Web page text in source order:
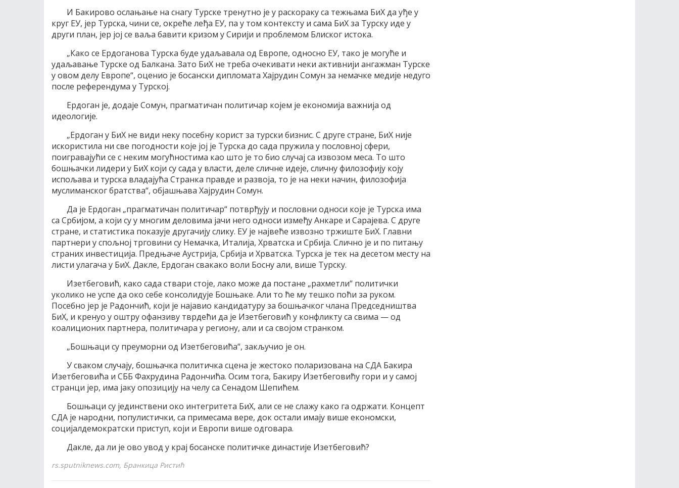
И Бакирово ослањање на снагу Турске тренутно је у раскораку са тежњама БиХ да уђе у
круг ЕУ, јер Турска, чини се, окреће леђа ЕУ, па у том контексту и сама БиХ за Турску иде у
други план, јер јој се ваља бавити кризом у Сирији и проблемом Блиског истока.
„Како се Ердоганова Турска буде удаљавала од Европе, односно ЕУ, тако је могуће и
удаљавање Турске од Балкана. Зато БиХ не треба очекивати неки активнији ангажман Турске
у овом делу Европе“, оценио је босански дипломата Хајрудин Сомун за немачке медије недуго
после референдума у Турској.
Ердоган је, додаје Сомун, прагматичан политичар којем је економија важнија од
идеологије.
„Ердоган у БиХ не види неку посебну корист за турски бизнис. С друге стране, БиХ није
искористила ни све погодности које јој је Турска до сада пружила у пословној сфери,
поигравајући се с неким могућностима као што је то био случај са извозом меса. То што
бошњачки лидери у БиХ који су сада у власти, деле сличне идеје, сличну филозофију коју
испољава и турска владајућа Странка правде и развоја, то је на неки начин, филозофија
муслиманског братства“, објашњава Хајрудин Сомун.
Да је Ердоган „прагматичан политичар“ потврђују и пословни односи које је Турска има
са Србијом, а који су у многим деловима јачи него односи између Анкаре и Сарајева. С друге
стране, и статистика показује другачију слику. ЕУ је највеће извозно тржиште БиХ. Главни
партнери у спољној трговини су Немачка, Италија, Хрватска и Србија. Слично је и по питању
страних инвестиција. Предњаче Аустрија, Србија и Хрватска. Турска је тек на десетом месту на
листи улагача у БиХ. Дакле, Ердоган свакако воли Босну али, више Турску.
Изетбеговић, како сада ствари стоје, лако може да постане „рахметли“ политички
уколико не успе да око себе консолидује Бошњаке. Али то ће му тешко поћи за руком.
Посебно јер је Радончић, који је најавио кандидатуру за бошњачког члана Председништва
БиХ, и кренуо у оштру офанзиву тврдећи да је Изетбеговић у конфликту са свима — од
коалиционих партнера, политичара у региону, али и са својом странком.
„Бошњаци су преуморни од Изетбеговића“, закључио је он.
У сваком случају, бошњачка политичка сцена је жестоко поларизована на СДА Бакира
Изетбеговића и СББ Фахрудина Радончића. Осим тога, Бакиру Изетбеговићу гори и у самој
странци јер, има јаку опозицију на челу са Сенадом Шепићем.
Бошњаци су јединствени око интегритета БиХ, али се не слажу како га одржати. Концепт
СДА је народни, популистички, са примесама вере, док остали имају више економски,
социјалдемократски приступ, који и Европи више одговара.
Дакле, да ли је ово увод у крај босанске политичке династије Изетбеговић?
rs.sputniknews.com, Бранкица Ристић